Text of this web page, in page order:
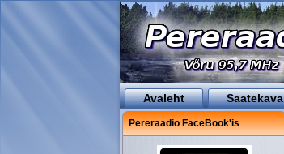
Avaleht Saatekava
Pereraadio FaceBook'is